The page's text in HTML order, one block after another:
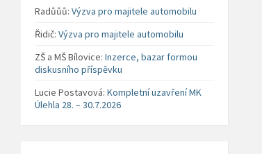
Radůůů: Výzva pro majitele automobilu
Řidič: Výzva pro majitele automobilu
ZŠ a MŠ Bílovice: Inzerce, bazar formou
diskusního příspěvku
Lucie Postavová: Kompletní uzavření MK
Úlehla 28. – 30.7.2026